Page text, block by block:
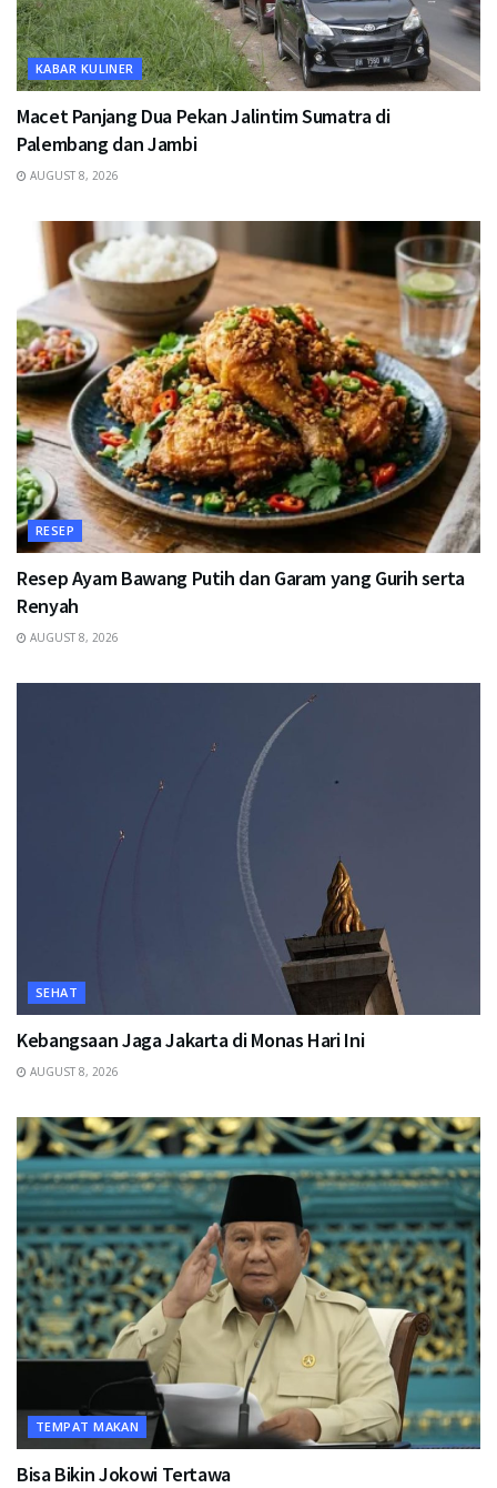
KABAR KULINER
Macet Panjang Dua Pekan Jalintim Sumatra di
Palembang dan Jambi
AUGUST 8, 2026
RESEP
Resep Ayam Bawang Putih dan Garam yang Gurih serta
Renyah
AUGUST 8, 2026
SEHAT
Kebangsaan Jaga Jakarta di Monas Hari Ini
AUGUST 8, 2026
TEMPAT MAKAN
Bisa Bikin Jokowi Tertawa